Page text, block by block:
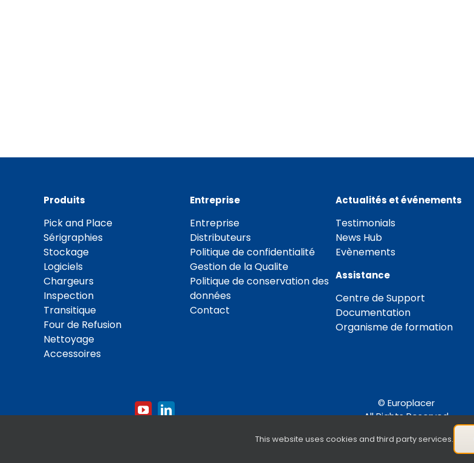
Produits
Pick and Place
Sérigraphies
Stockage
Logiciels
Chargeurs
Inspection
Transitique
Four de Refusion
Nettoyage
Accessoires
Entreprise
Entreprise
Distributeurs
Politique de confidentialité
Gestion de la Qualite
Politique de conservation des
données
Contact
Actualités et événements
Testimonials
News Hub
Evènements
Assistance
Centre de Support
Documentation
Organisme de formation
© Europlacer
All Rights Reserved
This website uses cookies and third party services.